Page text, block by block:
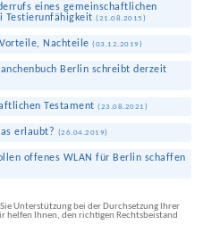
eines gemeinschaftlichen
Testierunfähigkeit( 21.08.2015 )
Nachteile( 03.12.2019)
Berlin schreibt derzeit
Testament( 23.08.2021 )
erlaubt? (26.04.2019)
offenes WLAN für Berlin schaffen
Unterstützung bei der Durchsetzung Ihrer
helfen Ihnen, den richtigen Rechtsbeistand